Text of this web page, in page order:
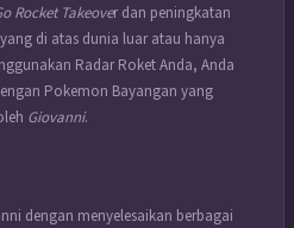
Rocket Takeover dan peningkatan
di atas dunia luar atau hanya
Radar Roket Anda, Anda
Pokemon Bayangan yang
Giovanni.
dengan menyelesaikan berbagai